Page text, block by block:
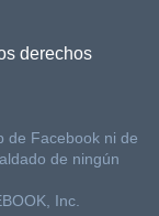
derechos
de Facebook ni de
de ningún
Inc.